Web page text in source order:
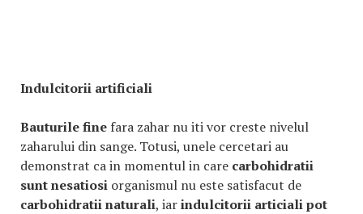
Indulcitorii artificiali
Bauturile fine fara zahar nu iti vor creste nivelul
zaharului din sange. Totusi, unele cercetari au
demonstrat ca in momentul in care carbohidratii
sunt nesatiosi organismul nu este satisfacut de
carbohidratii naturali, iarindulcitorii articialipot